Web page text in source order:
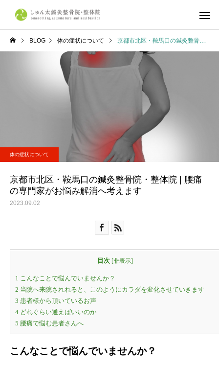
しゅん太式整体
産前・産後整体
京都市で整体ならしゅん太
鍼灸整骨院・整体院へ
合・合宿・遠征後の疲
復とコンディショニン
BLOG 体の症状について 京都市北区・鞍馬口の鍼灸整骨院・整体院 | 腰痛の専門家がお悩み解消へ考えます
体の症状について
京都市北区・鞍馬口の鍼灸整骨院・整体院 | 腰痛
の専門家がお悩み解消へ考えます
2023.09.02
目次 [非表示]
1 こんなことで悩んでいませんか？
2 当院へ来院されれると、このようにカラダを変化させていきます
3 患者様から頂いているお声
4 どれぐらい通えばいいのか
5 腰痛で悩む患者さんへ
こんなことで悩んでいませんか？